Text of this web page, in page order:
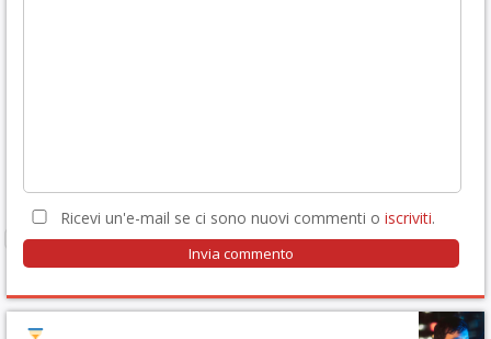
Ricevi un'e-mail se ci sono nuovi commenti o iscriviti.